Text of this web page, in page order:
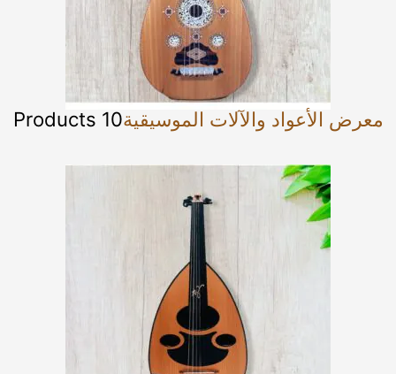
معرض الأعواد والآلات الموسيقية10 Products